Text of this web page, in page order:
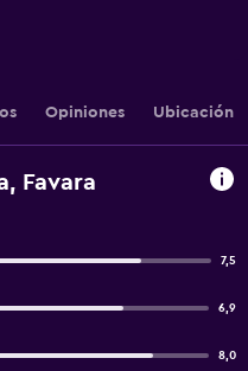
Opiniones Ubicación
Favara
7,5
6,9
8,0